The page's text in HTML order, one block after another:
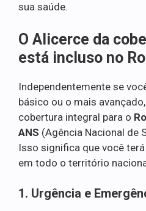
sua saúde.
O Alicerce da
está incluso no
Independentemente se
básico ou o mais
cobertura integral para o
ANS (Agência Nacional de
Isso significa que você
em todo o território
1. Urgência e